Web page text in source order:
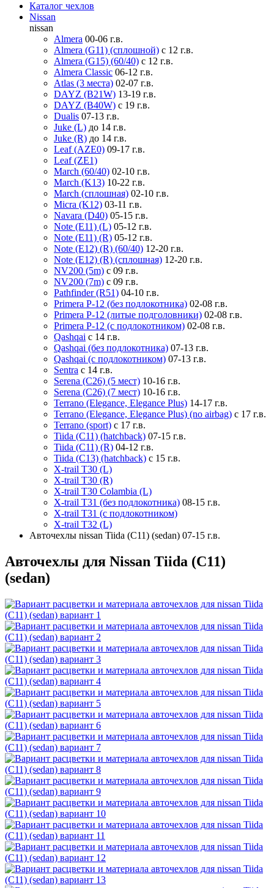
Каталог чехлов
Nissan
nissan
Almera 00-06 г.в.
Almera (G11) (сплошной) с 12 г.в.
Almera (G15) (60/40) с 12 г.в.
Almera Classic 06-12 г.в.
Atlas (3 места) 02-07 г.в.
DAYZ (B21W) 13-19 г.в.
DAYZ (B40W) с 19 г.в.
Dualis 07-13 г.в.
Juke (L) до 14 г.в.
Juke (R) до 14 г.в.
Leaf (AZE0) 09-17 г.в.
Leaf (ZE1)
March (60/40) 02-10 г.в.
March (K13) 10-22 г.в.
March (сплошная) 02-10 г.в.
Micra (K12) 03-11 г.в.
Navara (D40) 05-15 г.в.
Note (E11) (L) 05-12 г.в.
Note (E11) (R) 05-12 г.в.
Note (E12) (R) (60/40) 12-20 г.в.
Note (E12) (R) (сплошная) 12-20 г.в.
NV200 (5m) с 09 г.в.
NV200 (7m) с 09 г.в.
Pathfinder (R51) 04-10 г.в.
Primera P-12 (без подлокотника) 02-08 г.в.
Primera P-12 (литые подголовники) 02-08 г.в.
Primera P-12 (с подлокотником) 02-08 г.в.
Qashqai с 14 г.в.
Qashqai (без подлокотника) 07-13 г.в.
Qashqai (с подлокотником) 07-13 г.в.
Sentra с 14 г.в.
Serena (C26) (5 мест) 10-16 г.в.
Serena (C26) (7 мест) 10-16 г.в.
Terrano (Elegance, Elegance Plus) 14-17 г.в.
Terrano (Elegance, Elegance Plus) (no airbag) с 17 г.в.
Terrano (sport) с 17 г.в.
Tiida (C11) (hatchback) 07-15 г.в.
Tiida (C11) (R) 04-12 г.в.
Tiida (C13) (hatchback) с 15 г.в.
X-trail T30 (L)
X-trail T30 (R)
X-trail T30 Colambia (L)
X-trail T31 (без подлокотника) 08-15 г.в.
X-trail T31 (с подлокотником)
X-trail T32 (L)
Авточехлы nissan Tiida (C11) (sedan) 07-15 г.в.
Авточехлы для Nissan Tiida (C11)
(sedan)